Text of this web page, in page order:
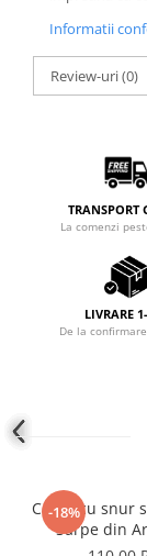
Brățări de picior
Brățări de picior
COLIERE
Coliere cu pietre
Informatii
Review-uri(0)
TRANSPORT
La comenzi
LIVRARE
De la
-18%
Colier cu snur
Sarpe din